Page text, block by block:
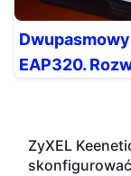
EAP320.
ZyXEL